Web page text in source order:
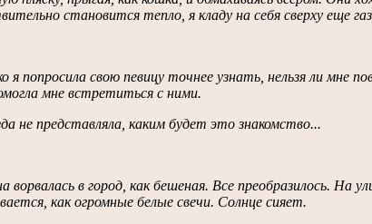
становится тепло, я кладу на себя сверху еще
я попросила свою певицу точнее узнать, нельзя ли мне
мне встретиться с ними.
не представляла, каким будет это знакомство...
ворвалась в город, как бешеная. Все преобразилось. На
как огромные белые свечи. Солнце сияет.